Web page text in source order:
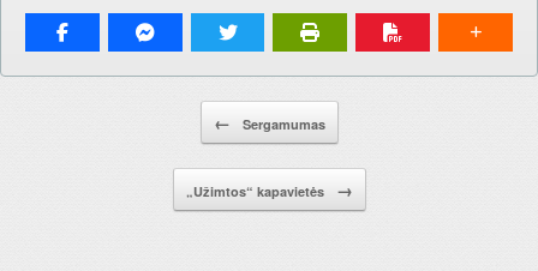
← Sergamumas
„Užimtos“ kapavietės →